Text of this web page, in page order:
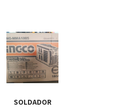
SOLDADOR